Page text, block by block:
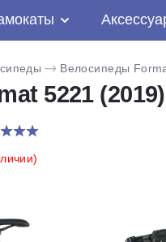
Велосипеды
5221 (2019)